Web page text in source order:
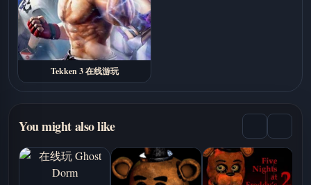
Tekken 3 在线游玩
You might also like